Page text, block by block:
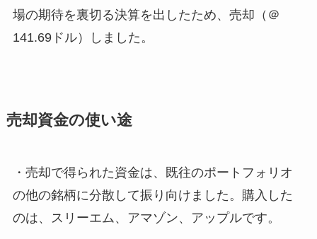
場の期待を裏切る決算を出したため、売却（＠
141.69ドル）しました。
売却資金の使い途
・売却で得られた資金は、既往のポートフォリオ
の他の銘柄に分散して振り向けました。購入した
のは、スリーエム、アマゾン、アップルです。